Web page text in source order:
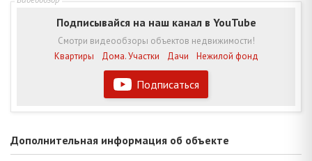
Подписаться
Подписывайся на наш канал в YouTube
Смотри видеообзоры объектов недвижимости!
Квартиры
Дома. Участки Дачи Нежилой фонд
Дополнительная информация об объекте